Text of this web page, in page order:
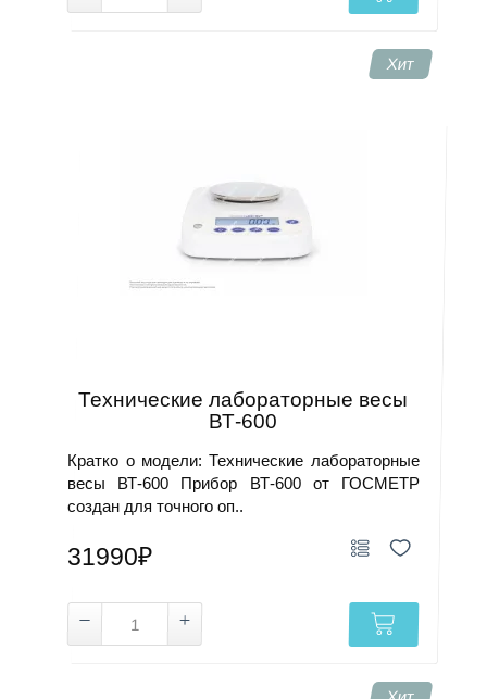
Хит
Технические лабораторные весы
ВТ-600
Кратко о модели: Технические лабораторные
весы ВТ-600 Прибор ВТ-600 от ГОСМЕТР
создан для точного оп..
31990₽